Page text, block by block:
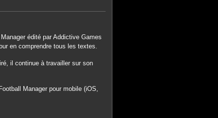
édité par Addictive Games
en comprendre tous les textes.
il continue à travailler sur son
Manager pour mobile (iOS,